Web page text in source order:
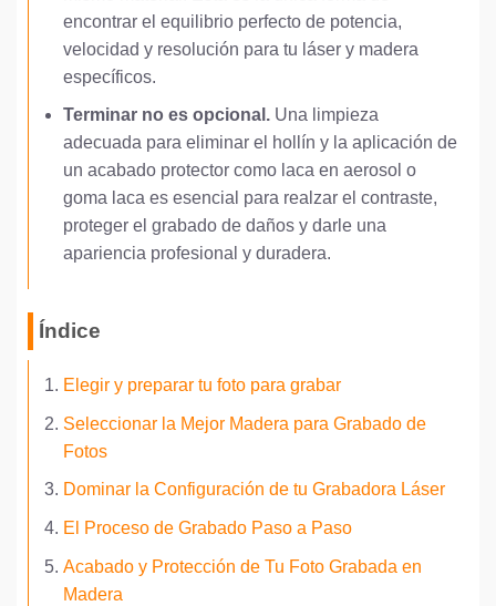
encontrar el equilibrio perfecto de potencia,
velocidad y resolución para tu láser y madera
específicos.
Terminar no es opcional.Una limpieza
adecuada para eliminar el hollín y la aplicación de
un acabado protector como laca en aerosol o
goma laca es esencial para realzar el contraste,
proteger el grabado de daños y darle una
apariencia profesional y duradera.
Índice
Elegir y preparar tu foto para grabar
Seleccionar la Mejor Madera para Grabado de
Fotos
Dominar la Configuración de tu Grabadora Láser
El Proceso de Grabado Paso a Paso
Acabado y Protección de Tu Foto Grabada en
Madera